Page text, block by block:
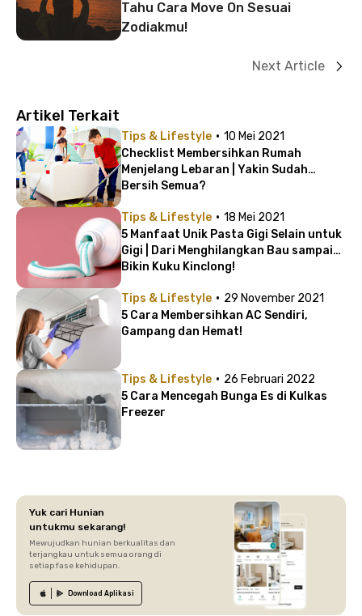
Tahu Cara Move On Sesuai
Zodiakmu!
Next Article
Artikel Terkait
Tips & Lifestyle · 10 Mei 2021
Checklist Membersihkan Rumah
Menjelang Lebaran | Yakin Sudah
Bersih Semua?
Tips & Lifestyle · 18 Mei 2021
5 Manfaat Unik Pasta Gigi Selain untuk
Gigi | Dari Menghilangkan Bau sampai
Bikin Kuku Kinclong!
Tips & Lifestyle · 29 November 2021
5 Cara Membersihkan AC Sendiri,
Gampang dan Hemat!
Tips & Lifestyle · 26 Februari 2022
5 Cara Mencegah Bunga Es di Kulkas
Freezer
Yuk cari Hunian
untukmu sekarang!
Mewujudkan hunian berkualitas dan
terjangkau untuk semua orang di
setiap fase kehidupan.
Download Aplikasi